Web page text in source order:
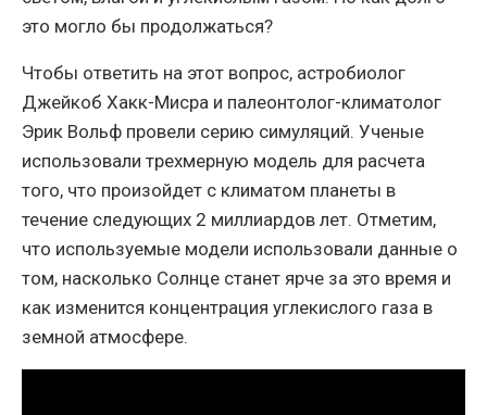
это могло бы продолжаться?
Чтобы ответить на этот вопрос, астробиолог
Джейкоб Хакк-Мисра и палеонтолог-климатолог
Эрик Вольф провели серию симуляций. Ученые
использовали трехмерную модель для расчета
того, что произойдет с климатом планеты в
течение следующих 2 миллиардов лет. Отметим,
что используемые модели использовали данные о
том, насколько Солнце станет ярче за это время и
как изменится концентрация углекислого газа в
земной атмосфере.